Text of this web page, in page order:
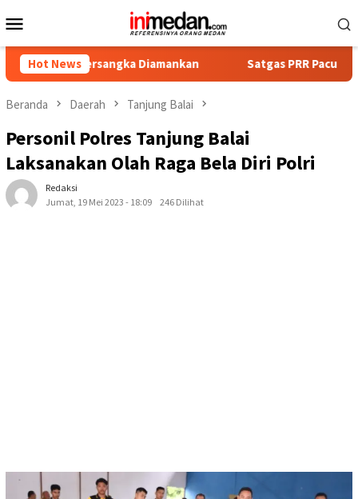
ke
Mobile
Hot NewsDiamankan Satgas PRR Pacu Realisasi
Beranda Daerah Tanjung Balai
Personil Polres Tanjung Balai
Laksanakan Olah Raga Bela Diri Polri
Redaksi
Jumat, 19 Mei 2023 - 18:09
246 Dilihat